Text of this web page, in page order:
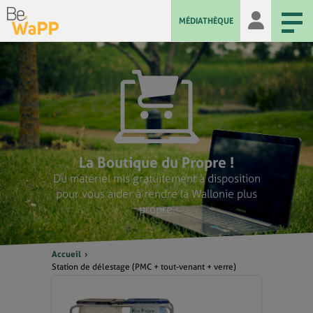
MÉDIATHÈQUE
La Boutique du Propre !
Du matériel mis gratuitement à disposition
pour vous aider à rendre la Wallonie plus
propre.
Accueil
Station de délestage (PMC + tout-venant + verre)